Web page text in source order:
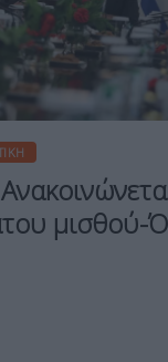
μισθού-